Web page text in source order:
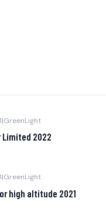
|GreenLight
Limited 2022
|GreenLight
high altitude 2021